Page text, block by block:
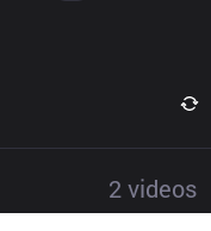
2 videos